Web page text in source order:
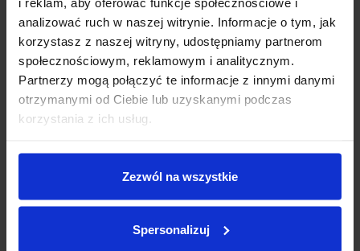
analizować ruch w naszej witrynie. Informacje o tym, jak
korzystasz z naszej witryny, udostępniamy partnerom
społecznościowym, reklamowym i analitycznym.
Partnerzy mogą połączyć te informacje z innymi danymi
otrzymanymi od Ciebie lub uzyskanymi podczas
korzystania z ich usług.
Zezwól na wszystkie
Spersonalizuj
Stalowy klin krzyżakowypozwala na łupanie klocków drewna na
4 części jednocześnie zwiększając tym wydajność oraz skracając
czas pracy.
na 2 części.
Mocowanie w tym samym miejscu co klin podstawowy.